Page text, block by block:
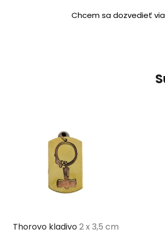
Chcem sa dozvedieť
Thorovo kladivo2 x 3,5 cm